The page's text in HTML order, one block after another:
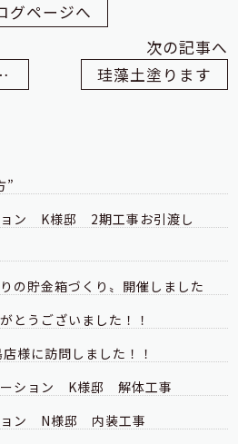
グページへ
オープン
次の記事へ
珪藻土塗ります
”
ン K様邸 2期工事お引渡し
の貯金箱づくり〟開催しました
うございました！！
様に訪問しました！！
ション K様邸 解体工事
ン N様邸 内装工事